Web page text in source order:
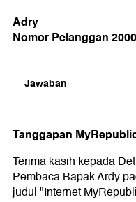
Adry
Nomor Pelanggan
Jawaban
Tanggapan
Terima kasih kepada
Pembaca Bapak Ardy
judul "Internet